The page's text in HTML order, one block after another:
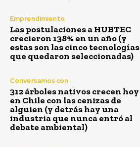
Emprendimiento
Las postulaciones a HUBTEC
crecieron 138% en un año (y
estas son las cinco tecnologías
que quedaron seleccionadas)
Conversamos con
312 árboles nativos crecen hoy
en Chile con las cenizas de
alguien (y detrás hay una
industria que nunca entró al
debate ambiental)